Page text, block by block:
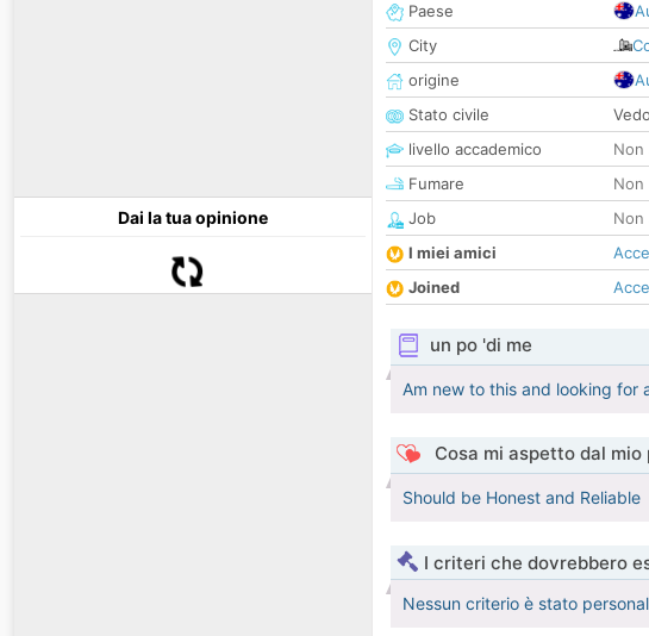
Dai la tua opinione
Paese
City
origine
Stato civile
livello accademico
Non
Fumare
Non
Job
Non
I miei amici
Joined
un po 'di me
Am new to this and looking for
Cosa mi aspetto dal mio
Should be Honest and Reliable
I criteri che dovrebbero
Nessun criterio è stato